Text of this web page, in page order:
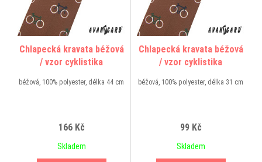
Chlapecká kravata béžová
/ vzor cyklistika
béžová, 100% polyester, délka 44 cm
166 Kč
Skladem
Chlapecká kravata béžová
/ vzor cyklistika
béžová, 100% polyester, délka 31 cm
99 Kč
Skladem